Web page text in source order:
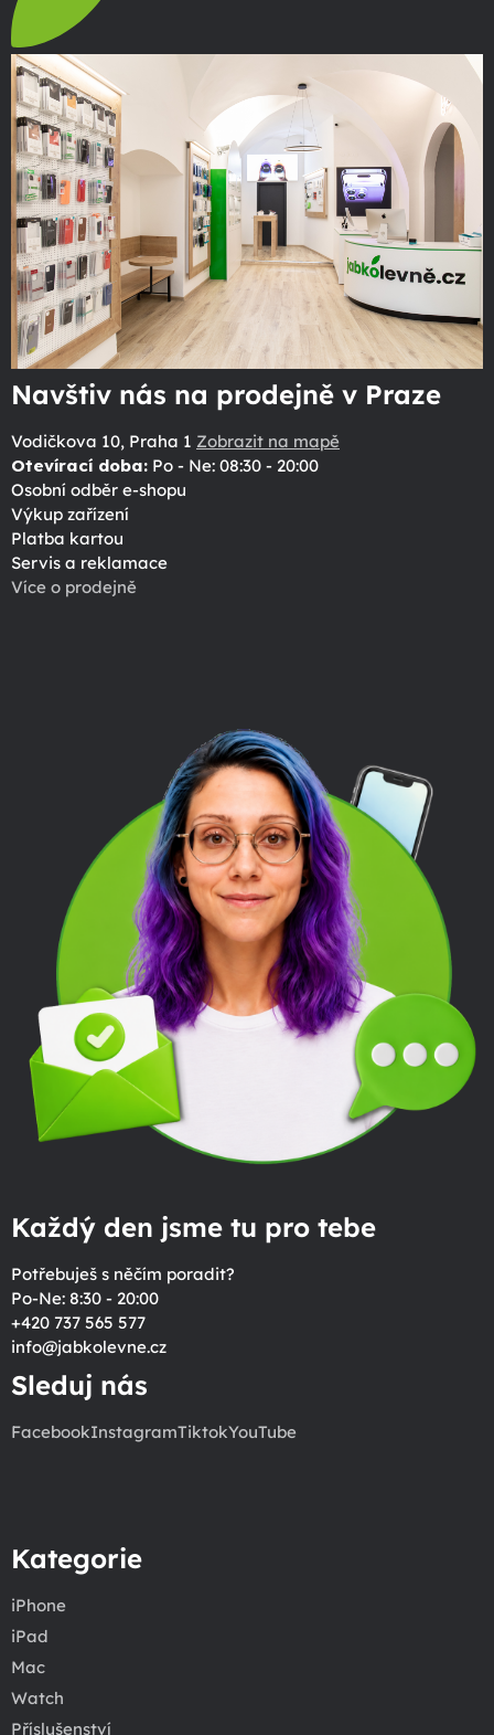
Navštiv nás na prodejně v Praze
Vodičkova 10, Praha 1 Zobrazit na mapě
Otevírací doba: Po - Ne: 08:30 - 20:00
Osobní odběr e-shopu
Výkup zařízení
Platba kartou
Servis a reklamace
Více o prodejně
Každý den jsme tu pro tebe
Potřebuješ s něčím poradit?
Po-Ne: 8:30 - 20:00
+420 737 565 577
info@jabkolevne.cz
Sleduj nás
FacebookInstagramTiktokYouTube
Kategorie
iPhone
iPad
Mac
Watch
Příslušenství